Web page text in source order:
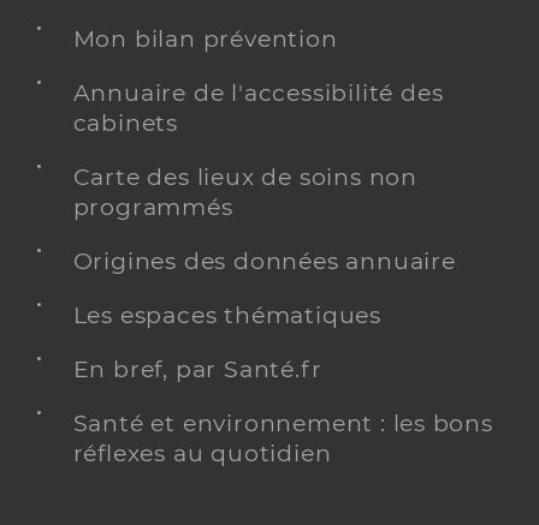
Mon bilan prévention
Annuaire de l'accessibilité des
cabinets
Carte des lieux de soins non
programmés
Origines des données annuaire
Les espaces thématiques
En bref, par Santé.fr
Santé et environnement : les bons
réflexes au quotidien